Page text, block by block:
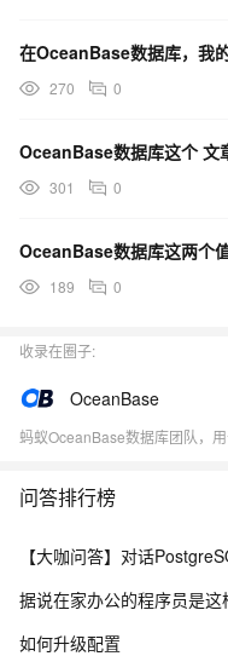
270 0
OceanBase数据库这个 文
301 0
OceanBase数据库这两个
189 0
收录在圈子:
OceanBase
问答排行榜
据说在家办公的程序员是这
如何升级配置